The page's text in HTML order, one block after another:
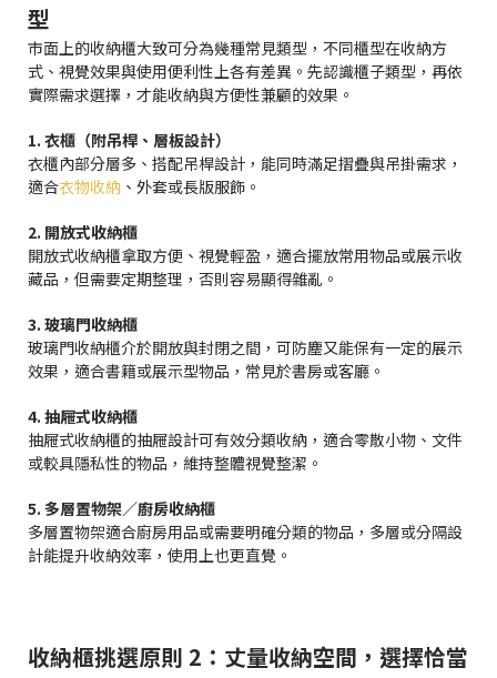
型
市面上的收納櫃大致可分為幾種常見類型，不同櫃型在收納方
式、視覺效果與使用便利性上各有差異。先認識櫃子類型，再依
實際需求選擇，才能收納與方便性兼顧的效果。
1. 衣櫃（附吊桿、層板設計）
衣櫃內部分層多、搭配吊桿設計，能同時滿足摺疊與吊掛需求，
適合衣物收納 、外套或長版服飾。
2. 開放式收納櫃
開放式收納櫃拿取方便、視覺輕盈，適合擺放常用物品或展示收
藏品，但需要定期整理，否則容易顯得雜亂。
3. 玻璃門收納櫃
玻璃門收納櫃介於開放與封閉之間，可防塵又能保有一定的展示
效果，適合書籍或展示型物品，常見於書房或客廳。
4. 抽屜式收納櫃
抽屜式收納櫃的抽屜設計可有效分類收納，適合零散小物、文件
或較具隱私性的物品，維持整體視覺整潔。
5. 多層置物架／廚房收納櫃
多層置物架適合廚房用品或需要明確分類的物品，多層或分隔設
計能提升收納效率，使用上也更直覺。
收納櫃挑選原則 2：丈量收納空間，選擇恰當